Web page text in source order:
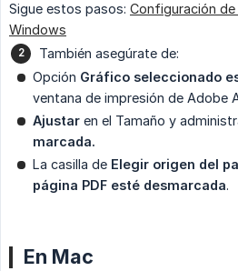
Sigue estos pasos: Configuración
Windows
También asegúrate de:
Opción Gráfico seleccionado
ventana de impresión de Adobe
Ajustar en el Tamaño y
marcada.
La casilla de Elegir origen del
página PDF esté desmarcada.
En Mac